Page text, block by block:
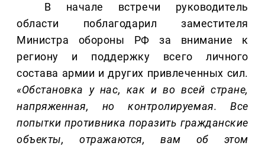
В начале встречи руководитель
области поблагодарил заместителя
Министра обороны РФ за внимание к
региону и поддержку всего личного
состава армии и других привлеченных сил.
«Обстановка у нас, как и во всей стране,
напряженная, но контролируемая. Все
попытки противника поразить гражданские
объекты, отражаются, вам об этом